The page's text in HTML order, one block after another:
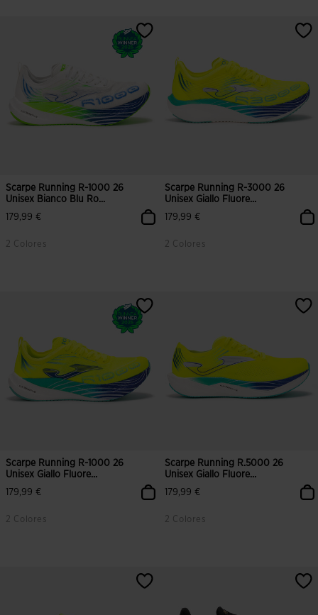
4,9 su 5 valutazione dei clienti
Scarpe Running R-1000 26
Unisex Bianco Blu Ro...
179,99 €
2 Colores
3,5 su 5 valutazione dei clienti
Scarpe Running R-3000 26
Unisex Giallo Fluore...
179,99 €
2 Colores
3,4 su 5 valutazione dei clienti
Scarpe Running R-1000 26
Unisex Giallo Fluore...
179,99 €
2 Colores
4,2 su 5 valutazione dei clienti
Scarpe Running R.5000 26
Unisex Giallo Fluore...
179,99 €
2 Colores